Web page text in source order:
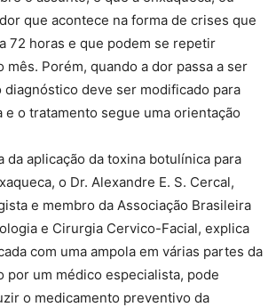
que acontece na forma de crises que
72 horas e que podem se repetir
mês. Porém, quando a dor passa a ser
diagnóstico deve ser modificado para
e o tratamento segue uma orientação
da aplicação da toxina botulínica para
o Dr. Alexandre E. S. Cercal,
e membro da Associação Brasileira
e Cirurgia Cervico-Facial, explica
com uma ampola em várias partes da
por um médico especialista, pode
o medicamento preventivo da